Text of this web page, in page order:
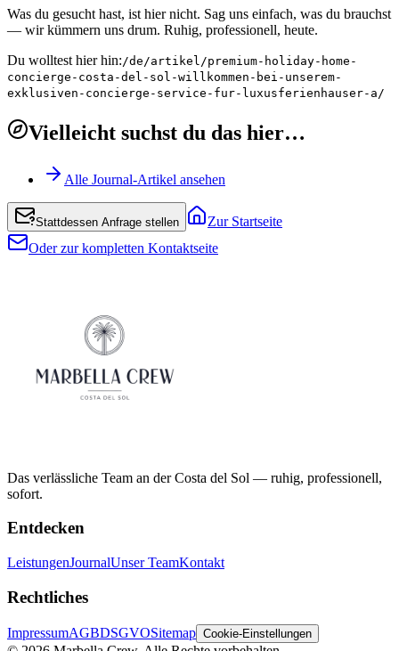
Was du gesucht hast, ist hier nicht. Sag uns einfach, was du brauchst
— wir kümmern uns drum. Ruhig, professionell, heute.
Du wolltest hier hin: /de/artikel/premium-holiday-home-
concierge-costa-del-sol-willkommen-bei-unserem-
exklusiven-concierge-service-fur-luxusferienhauser-a/
Vielleicht suchst du das hier…
Alle Journal-Artikel ansehen
Stattdessen Anfrage stellen
Zur Startseite
Oder zur kompletten Kontaktseite
Das verlässliche Team an der Costa del Sol — ruhig, professionell,
sofort.
Entdecken
LeistungenJournalUnser TeamKontakt
Rechtliches
ImpressumAGBDSGVOSitemap Cookie-Einstellungen